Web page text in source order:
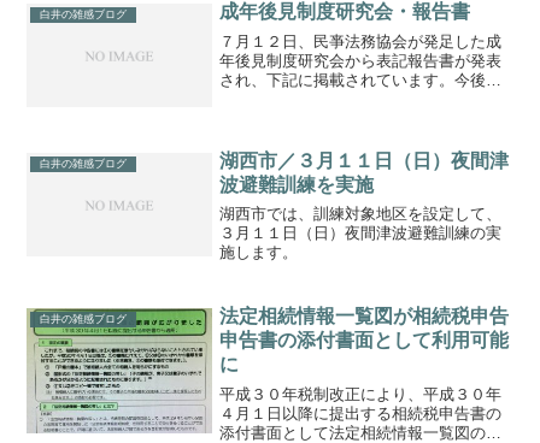
白井の雑感ブログ 成年後見制度研究会・報告書
７月１２日、民亊法務協会が発足した成
年後見制度研究会から表記報告書が発表
され、下記に掲載されています。今後の
法人民亊法務協会
白井の雑感ブログ
湖西市／３月１１日（日）夜間津
波避難訓練を実施
湖西市では、訓練対象地区を設定して、
３月１１日（日）夜間津波避難訓練の実
施します。
白井の雑感ブログ
法定相続情報一覧図が相続税申告
申告書の添付書面として利用可能
に
平成３０年税制改正により、平成３０年
４月１日以降に提出する相続税申告書の
添付書面として法定相続情報一覧図の写